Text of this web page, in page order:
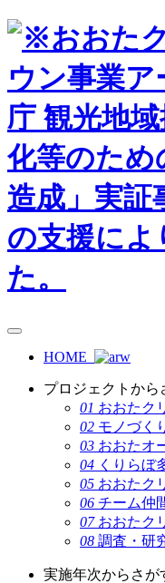
HOME
プロジェクトから
01 おおたク
02 モノづく
03 おおたオ
04 くりらぼ
05 おおたク
06 チーム仲
07 おおたク
08 調査・研
実施年次からさが